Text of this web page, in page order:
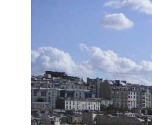
Rue Vauvenargues, beau 2
donnant sur jardin, calme et
Diagnostics